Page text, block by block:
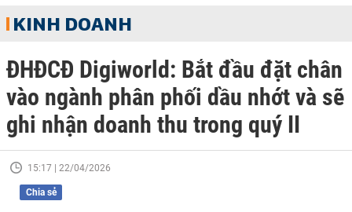
KINH DOANH
ĐHĐCĐ Digiworld: Bắt đầu đặt chân
vào ngành phân phối dầu nhớt và sẽ
ghi nhận doanh thu trong quý II
15:17 | 22/04/2026
Chia sẻ